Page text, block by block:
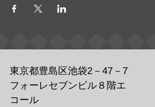
東京都豊島区池袋2－47－7
フォーレセブンビル８階エ
コール